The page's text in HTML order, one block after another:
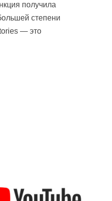
получила
степени
— это